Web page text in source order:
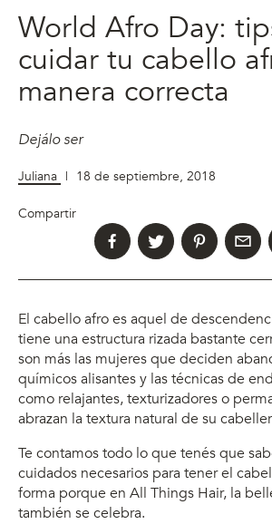
World Afro Day:
cuidar tu cabello
manera correcta
Dejálo ser
Juliana | 18 de septiembre, 2018
Compartir
El cabello afro es aquel de
tiene una estructura rizada bastante
son más las mujeres que deciden
químicos alisantes y las técnicas de
como relajantes, texturizadores o
abrazan la textura natural de su
Te contamos todo lo que tenés que
cuidados necesarios para tener el
forma porque en All Things Hair, la
también se celebra.